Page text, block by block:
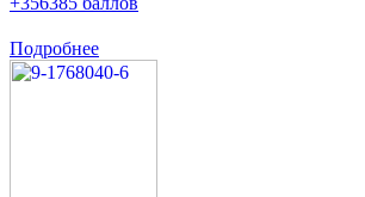
Подробнее